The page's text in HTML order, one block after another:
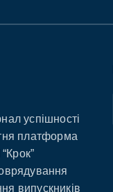
успішності
платформа
випускників